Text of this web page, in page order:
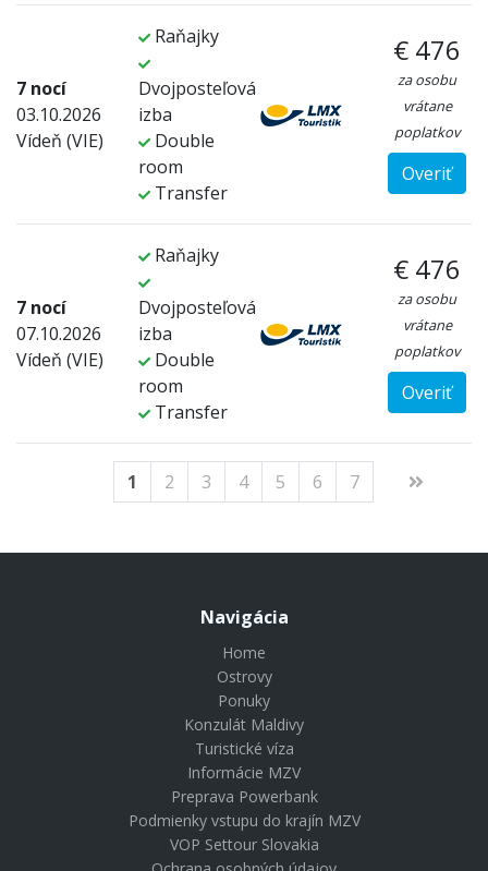
7 nocí
03.10.2026
Vídeň (VIE)
Raňajky
Dvojposteľová
izba
Double
room
Transfer
€ 476
za osobu
vrátane
poplatkov
Overiť
7 nocí
07.10.2026
Vídeň (VIE)
Raňajky
Dvojposteľová
izba
Double
room
Transfer
€ 476
za osobu
vrátane
poplatkov
Overiť
1 2 3 4 5 6 7
Navigácia
Home
Ostrovy
Ponuky
Konzulát Maldivy
Turistické víza
Informácie MZV
Preprava Powerbank
Podmienky vstupu do krajín MZV
VOP Settour Slovakia